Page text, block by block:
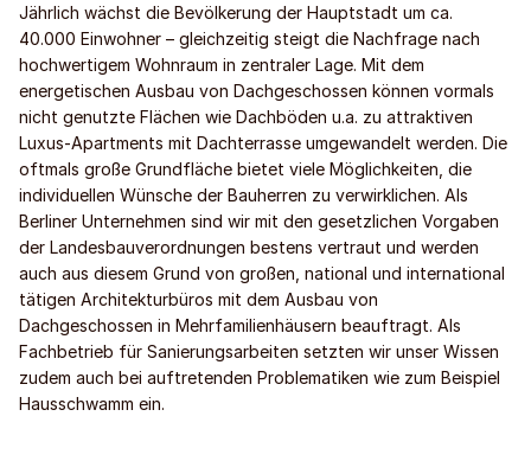
Jährlich wächst die Bevölkerung der Hauptstadt um ca.
40.000 Einwohner – gleichzeitig steigt die Nachfrage nach
hochwertigem Wohnraum in zentraler Lage. Mit dem
energetischen Ausbau von Dachgeschossen können vormals
nicht genutzte Flächen wie Dachböden u.a. zu attraktiven
Luxus-Apartments mit Dachterrasse umgewandelt werden. Die
oftmals große Grundfläche bietet viele Möglichkeiten, die
individuellen Wünsche der Bauherren zu verwirklichen. Als
Berliner Unternehmen sind wir mit den gesetzlichen Vorgaben
der Landesbauverordnungen bestens vertraut und werden
auch aus diesem Grund von großen, national und international
tätigen Architekturbüros mit dem Ausbau von
Dachgeschossen in Mehrfamilienhäusern beauftragt. Als
Fachbetrieb für Sanierungsarbeiten setzten wir unser Wissen
zudem auch bei auftretenden Problematiken wie zum Beispiel
Hausschwamm ein.